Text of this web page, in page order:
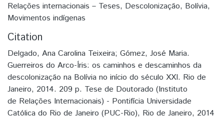
Relações internacionais – Teses, Descolonização, Bolívia,
Movimentos indígenas
Citation
Delgado, Ana Carolina Teixeira; Gómez, José Maria.
Guerreiros do Arco-Íris: os caminhos e descaminhos da
descolonização na Bolívia no início do século XXI. Rio de
Janeiro, 2014. 209 p. Tese de Doutorado (Instituto
de Relações Internacionais) - Pontifícia Universidade
Católica do Rio de Janeiro (PUC-Rio), Rio de Janeiro, 2014